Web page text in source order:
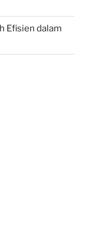
Efisien dalam